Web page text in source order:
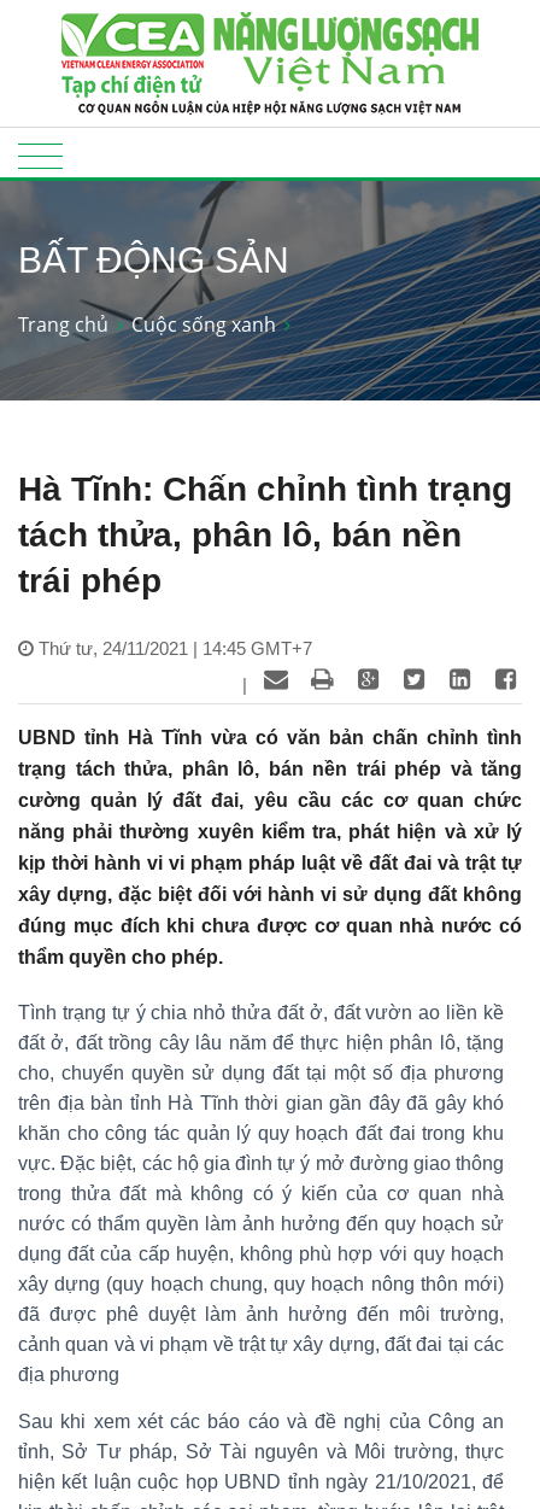
BẤT ĐỘNG SẢN
Trang chủ Cuộc sống xanh
Hà Tĩnh: Chấn chỉnh tình trạng
tách thửa, phân lô, bán nền
trái phép
Thứ tư, 24/11/2021 | 14:45 GMT+7
|
UBND tỉnh Hà Tĩnh vừa có văn bản chấn chỉnh tình
trạng tách thửa, phân lô, bán nền trái phép và tăng
cường quản lý đất đai, yêu cầu các cơ quan chức
năng phải thường xuyên kiểm tra, phát hiện và xử lý
kịp thời hành vi vi phạm pháp luật về đất đai và trật tự
xây dựng, đặc biệt đối với hành vi sử dụng đất không
đúng mục đích khi chưa được cơ quan nhà nước có
thẩm quyền cho phép.
Tình trạng tự ý chia nhỏ thửa đất ở, đất vườn ao liền kề
đất ở, đất trồng cây lâu năm để thực hiện phân lô, tặng
cho, chuyển quyền sử dụng đất tại một số địa phương
trên địa bàn tỉnh Hà Tĩnh thời gian gần đây đã gây khó
khăn cho công tác quản lý quy hoạch đất đai trong khu
vực. Đặc biệt, các hộ gia đình tự ý mở đường giao thông
trong thửa đất mà không có ý kiến của cơ quan nhà
nước có thẩm quyền làm ảnh hưởng đến quy hoạch sử
dụng đất của cấp huyện, không phù hợp với quy hoạch
xây dựng (quy hoạch chung, quy hoạch nông thôn mới)
đã được phê duyệt làm ảnh hưởng đến môi trường,
cảnh quan và vi phạm về trật tự xây dựng, đất đai tại các
địa phương
Sau khi xem xét các báo cáo và đề nghị của Công an
tỉnh, Sở Tư pháp, Sở Tài nguyên và Môi trường, thực
hiện kết luận cuộc họp UBND tỉnh ngày 21/10/2021, để